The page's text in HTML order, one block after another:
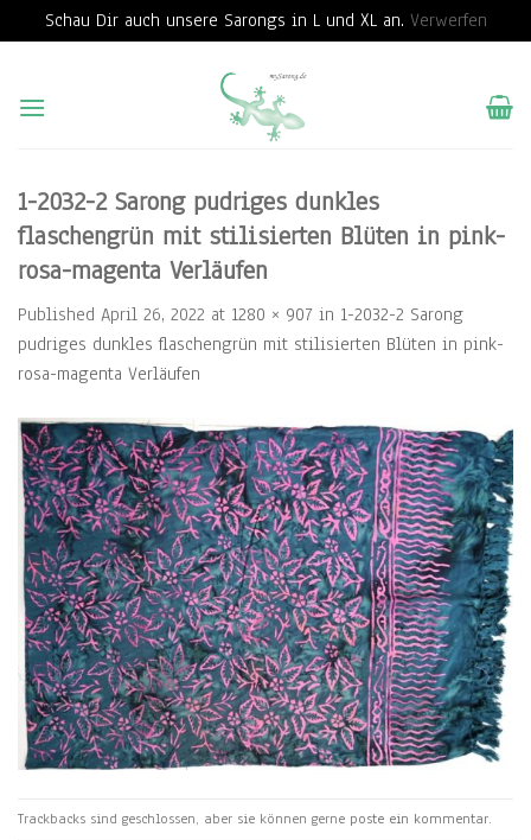
Schau Dir auch unsere Sarongs in L und XL an. Verwerfen
content
1-2032-2 Sarong pudriges dunkles
flaschengrün mit stilisierten Blüten in pink-
rosa-magenta Verläufen
Published April 26, 2022 at 1280 × 907 in 1-2032-2 Sarong
pudriges dunkles flaschengrün mit stilisierten Blüten in pink-
rosa-magenta Verläufen
Trackbacks sind geschlossen, aber sie können gerne poste ein kommentar.